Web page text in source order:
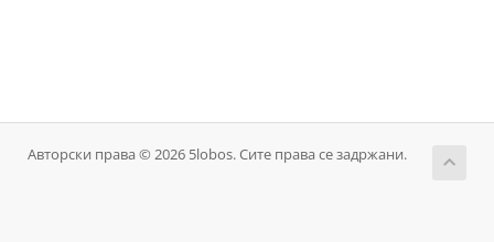
Авторски права © 2026 5lobos. Сите права се задржани.